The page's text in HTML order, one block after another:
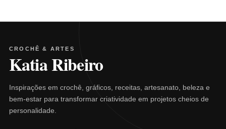
CROCHÊ & ARTES
Katia Ribeiro
Inspirações em crochê, gráficos, receitas, artesanato, beleza e
bem-estar para transformar criatividade em projetos cheios de
personalidade.